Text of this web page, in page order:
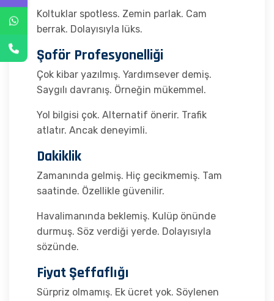
Koltuklar spotless. Zemin parlak. Cam
berrak. Dolayısıyla lüks.
Şoför Profesyonelliği
Çok kibar yazılmış. Yardımsever demiş.
Saygılı davranış. Örneğin mükemmel.
Yol bilgisi çok. Alternatif önerir. Trafik
atlatır. Ancak deneyimli.
Dakiklik
Zamanında gelmiş. Hiç gecikmemiş. Tam
saatinde. Özellikle güvenilir.
Havalimanında beklemiş. Kulüp önünde
durmuş. Söz verdiği yerde. Dolayısıyla
sözünde.
Fiyat Şeffaflığı
Sürpriz olmamış. Ek ücret yok. Söylenen